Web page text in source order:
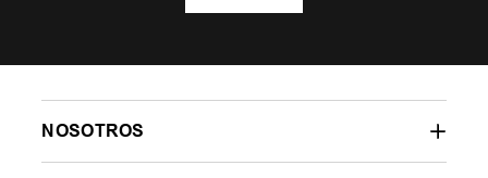
NOSOTROS